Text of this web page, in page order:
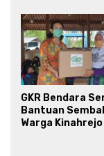
GKR Bendara
Bantuan
Warga Kinahrejo